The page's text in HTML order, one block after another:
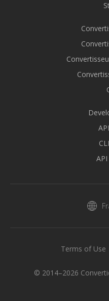
© 2014–2026
Terms of Use